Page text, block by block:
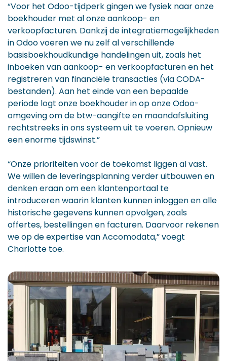
“Voor het Odoo-tijdperk gingen we fysiek naar onze
boekhouder met al onze aankoop- en
verkoopfacturen. Dankzij de integratiemogelijkheden
in Odoo voeren we nu zelf al verschillende
basisboekhoudkundige handelingen uit, zoals het
inboeken van aankoop- en verkoopfacturen en het
registreren van financiële transacties (via CODA-
bestanden). Aan het einde van een bepaalde
periode logt onze boekhouder in op onze Odoo-
omgeving om de btw-aangifte en maandafsluiting
rechtstreeks in ons systeem uit te voeren. Opnieuw
een enorme tijdswinst.”
“Onze prioriteiten voor de toekomst liggen al vast.
We willen de leveringsplanning verder uitbouwen en
denken eraan om een klantenportaal te
introduceren waarin klanten kunnen inloggen en alle
historische gegevens kunnen opvolgen, zoals
offertes, bestellingen en facturen. Daarvoor rekenen
we op de expertise van Accomodata,” voegt
Charlotte toe.